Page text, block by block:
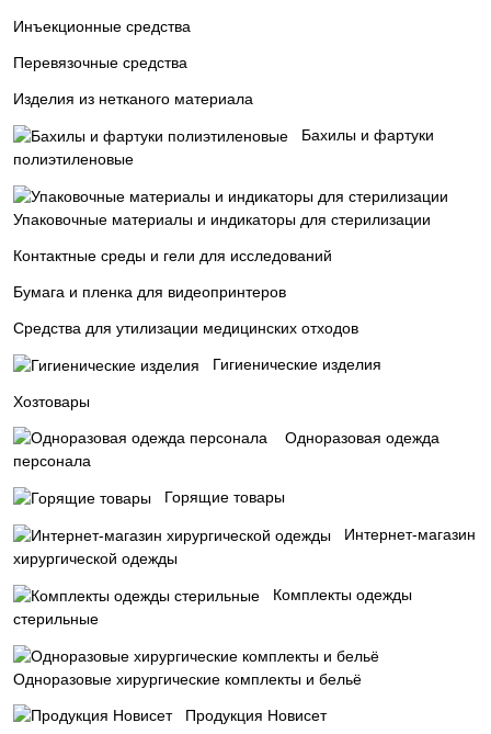
Инъекционные средства
Перевязочные средства
Изделия из нетканого материала
Бахилы и фартуки
полиэтиленовые
Упаковочные материалы и индикаторы для стерилизации
Контактные среды и гели для исследований
Бумага и пленка для видеопринтеров
Средства для утилизации медицинских отходов
Гигиенические изделия
Хозтовары
Одноразовая одежда
персонала
Горящие товары
Интернет-магазин
хирургической одежды
Комплекты одежды
стерильные
Одноразовые хирургические комплекты и бельё
Продукция Новисет